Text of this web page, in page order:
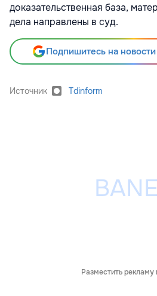
доказательственная база,
дела направлены в суд.
Подпишитесь на
Источник Tdinform
Разместить рекламу